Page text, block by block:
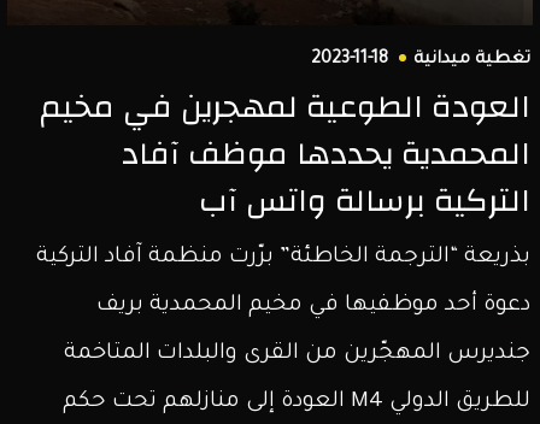
تغطية ميدانية 2023-11-18
العودة الطوعية لمهجرين في مخيم
المحمدية يحددها موظف آفاد
التركية برسالة واتس آب
بذريعة “الترجمة الخاطئة” برّرت منظمة آفاد التركية
دعوة أحد موظفيها في مخيم المحمدية بريف
جنديرس المهجّرين من القرى والبلدات المتاخمة
للطريق الدولي M4 العودة إلى منازلهم تحت حكم